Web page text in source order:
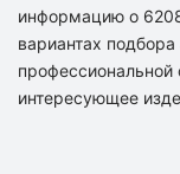
информацию о
вариантах
интересующее